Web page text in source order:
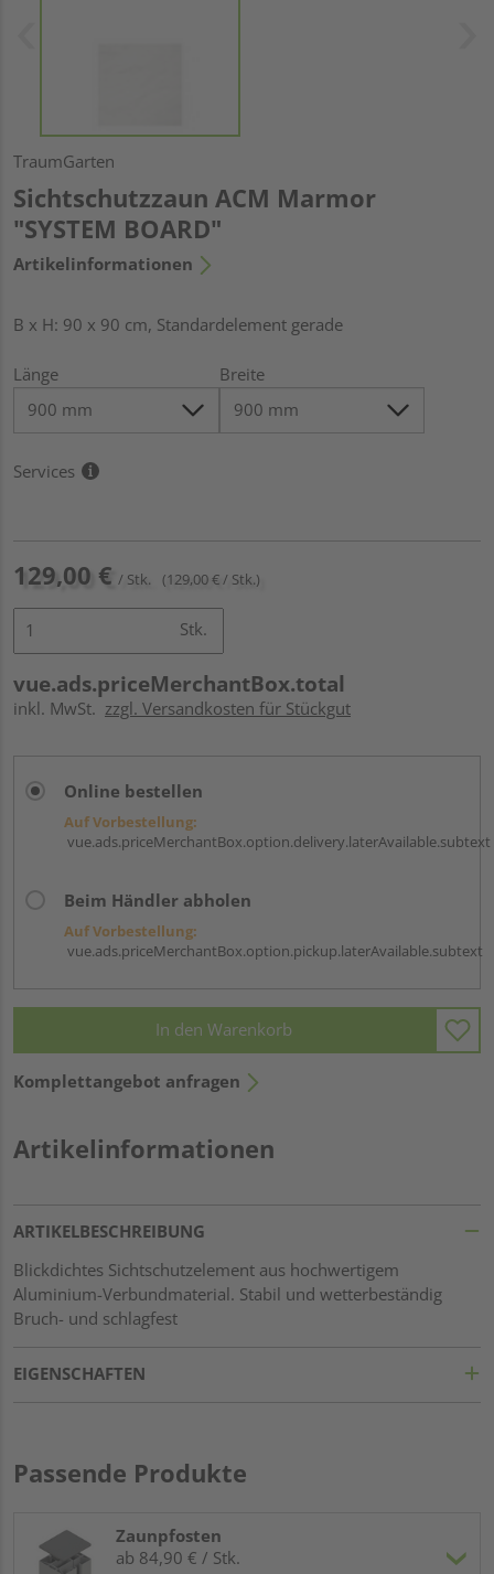
TraumGarten
Sichtschutzzaun ACM Marmor
"SYSTEM BOARD"
Artikelinformationen
B x H: 90 x 90 cm, Standardelement gerade
Länge Breite
Services
129,00 € / Stk. (129,00 € / Stk.)
Stk.
vue.ads.priceMerchantBox.total
inkl. MwSt. zzgl. Versandkosten für Stückgut
Online bestellen
Auf Vorbestellung:
vue.ads.priceMerchantBox.option.delivery.laterAvailable.subtext
Beim Händler abholen
Auf Vorbestellung:
vue.ads.priceMerchantBox.option.pickup.laterAvailable.subtext
In den Warenkorb
Komplettangebot anfragen
Artikelinformationen
ARTIKELBESCHREIBUNG
Blickdichtes Sichtschutzelement aus hochwertigem
Aluminium-Verbundmaterial. Stabil und wetterbeständig
Bruch- und schlagfest
EIGENSCHAFTEN
Passende Produkte
Zaunpfosten
ab 84,90 € / Stk.